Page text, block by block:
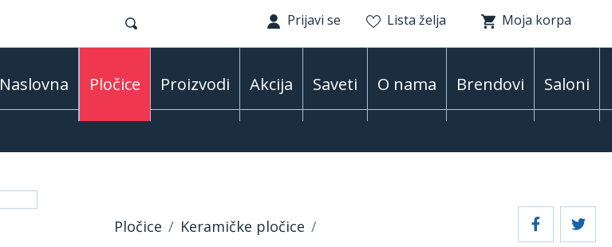
Prijavi se Lista želja Moja korpa
Naslovna Pločice Proizvodi Akcija Saveti O nama Brendovi Saloni
Pločice Keramičke pločice